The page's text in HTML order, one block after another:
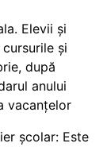
Elevii și
și
după
anului
vacanțelor
școlar: Este